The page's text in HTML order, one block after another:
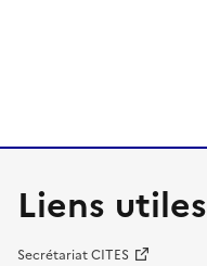
Liens utiles
Secrétariat CITES